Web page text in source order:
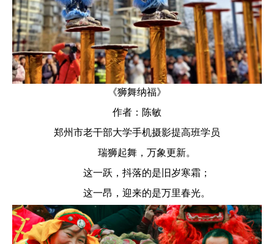
《狮舞纳福》
作者：陈敏
郑州市老干部大学手机摄影提高班学员
瑞狮起舞，万象更新。
这一跃，抖落的是旧岁寒霜；
这一昂，迎来的是万里春光。